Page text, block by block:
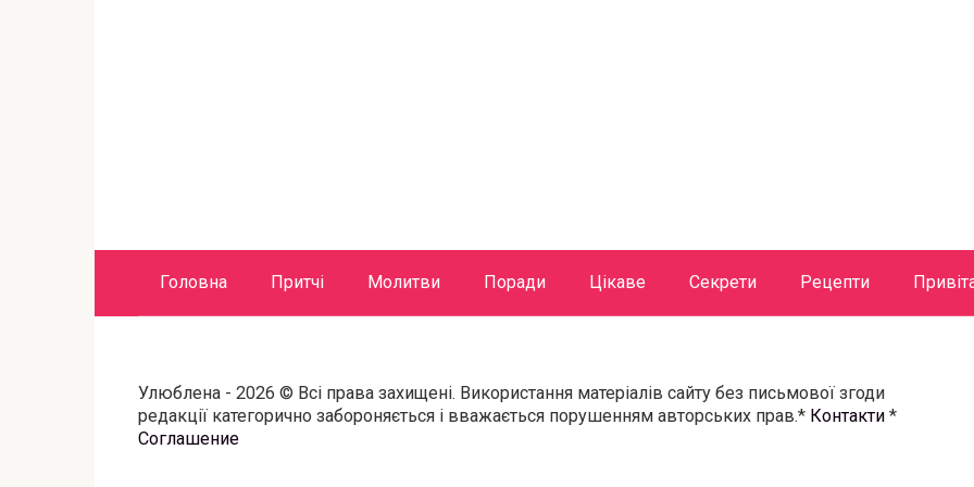
Головна Притчі Молитви Поради Цікаве Секрети Рецепти
Улюблена - 2026 © Всі права захищені. Використання матеріалів сайту без письмової згоди
редакції категорично забороняється і вважається порушенням авторських прав.* Контакти *
Соглашение